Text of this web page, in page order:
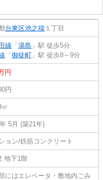
台東区池之端 １丁目
線 「 湯島 」駅 徒歩5分
「 御徒町 」駅 徒歩8～9分
円
円
5月 (築21年)
ョン/鉄筋コンクリート
地下1階
にはエレベータ・敷地内ごみ